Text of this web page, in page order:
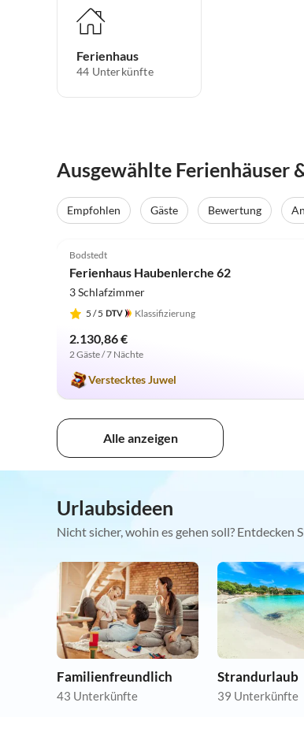
Ferienhaus
44 Unterkünfte
Ausgewählte Ferienhäuser
Empfohlen Gäste Bewertung
Bodstedt
Ferienhaus Haubenlerche 62
3 Schlafzimmer
5 / 5 Klassifizierung
2.130,86 €
2 Gäste / 7 Nächte
Verstecktes Juwel
Alle anzeigen
Urlaubsideen
Nicht sicher, wohin es gehen soll? Entdecken
Familienfreundlich
43 Unterkünfte
Strandurlaub
39 Unterkünfte